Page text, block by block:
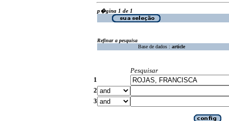
p�gina 1 de 1
Refinar a pesquisa
Base de dados : article
Pesquisar
1
2
3